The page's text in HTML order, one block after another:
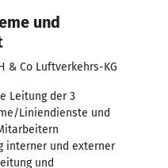
und
& Co Luftverkehrs-KG
Leitung der 3
Liniendienste und
interner und externer
und